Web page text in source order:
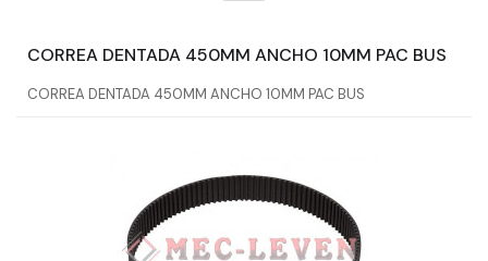
CORREA DENTADA 450MM ANCHO 10MM PAC BUS
CORREA DENTADA 450MM ANCHO 10MM PAC BUS